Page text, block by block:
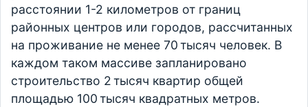
расстоянии 1-2 километров от границ
районных центров или городов, рассчитанных
на проживание не менее 70 тысяч человек. В
каждом таком массиве запланировано
строительство 2 тысяч квартир общей
площадью 100 тысяч квадратных метров.